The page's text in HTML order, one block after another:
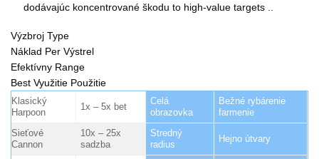
dodávajúc koncentrované škodu to high-value targets ..
Výzbroj Type
Náklad Per Výstrel
Efektívny Range
Best Využitie Použitie
Klasický
Harpoon
1x – 5x bet
Celá
obrazovka
Bežné rybárenie
farmenie
Sieťové
Cannon
10x – 25x
sadzba
Stredný
radius
Hejno útvary